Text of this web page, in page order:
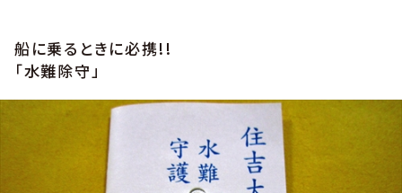
船に乗るときに必携!!
「水難除守」